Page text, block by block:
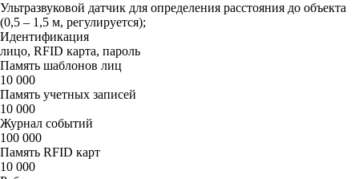
Ультразвуковой датчик для определения расстояния до объекта
(0,5 – 1,5 м, регулируется);
Идентификация
лицо, RFID карта, пароль
Память шаблонов лиц
10 000
Память учетных записей
10 000
Журнал событий
100 000
Память RFID карт
10 000